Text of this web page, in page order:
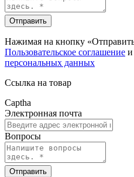
Отправить
Нажимая на кнопку
Пользовательское соглашение и
персональных данных
Ссылка на товар
Captha
Электронная почта
Вопросы
Отправить